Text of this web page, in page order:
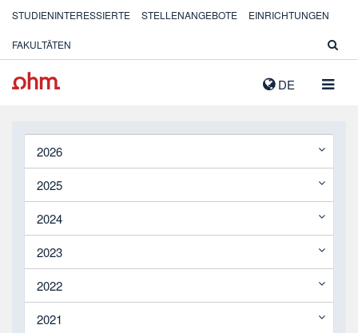
DE
STUDIENINTERESSIERTE STELLENANGEBOTE EINRICHTUNGEN
FAKULTÄTEN
2026
2025
2024
2023
2022
2021